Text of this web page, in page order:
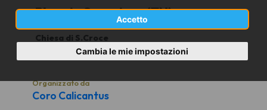
Accetto
Cambia le mie impostazioni
Bleggio Superiore (TN)
Chiesa di S.Croce
Organizzato da
Coro Calicantus